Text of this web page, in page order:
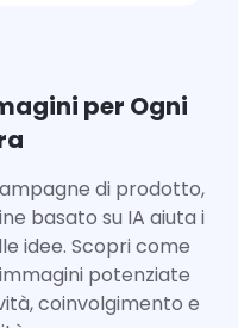
per Ogni
di prodotto,
basato su IA aiuta i
idee. Scopri come
potenziate
coinvolgimento e